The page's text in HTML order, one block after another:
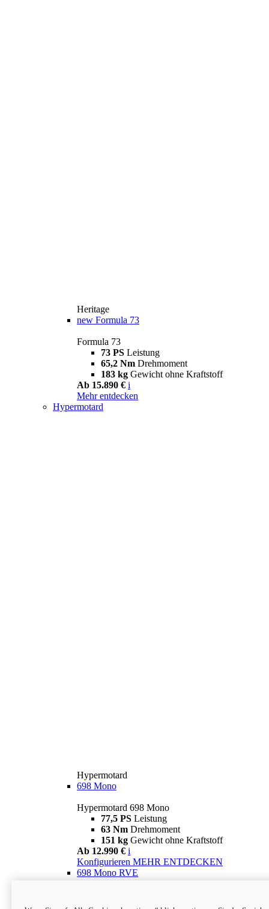
Heritage
new Formula 73
Formula 73
73 PS Leistung
65,2 Nm Drehmoment
183 kg Gewicht ohne Kraftstoff
Ab 15.890 € i
Mehr entdecken
Hypermotard
Hypermotard
698 Mono
Hypermotard 698 Mono
77,5 PS Leistung
63 Nm Drehmoment
151 kg Gewicht ohne Kraftstoff
Ab 12.990 € i
Konfigurieren MEHR ENTDECKEN
698 Mono RVE
77,5 PS
Leistung